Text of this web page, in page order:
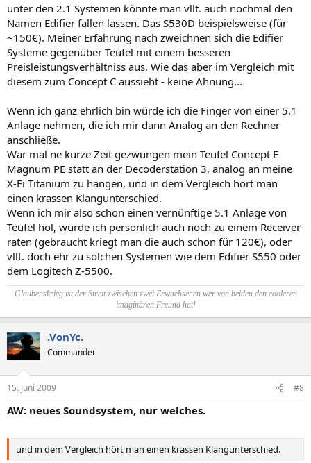
unter den 2.1 Systemen könnte man vllt. auch nochmal den
Namen Edifier fallen lassen. Das S530D beispielsweise (für
~150€). Meiner Erfahrung nach zweichnen sich die Edifier
Systeme gegenüber Teufel mit einem besseren
Preisleistungsverhältniss aus. Wie das aber im Vergleich mit
diesem zum Concept C aussieht - keine Ahnung...
Wenn ich ganz ehrlich bin würde ich die Finger von einer 5.1
Anlage nehmen, die ich mir dann Analog an den Rechner
anschließe.
War mal ne kurze Zeit gezwungen mein Teufel Concept E
Magnum PE statt an der Decoderstation 3, analog an meine
X-Fi Titanium zu hängen, und in dem Vergleich hört man
einen krassen Klangunterschied.
Wenn ich mir also schon einen vernünftige 5.1 Anlage von
Teufel hol, würde ich persönlich auch noch zu einem Receiver
raten (gebraucht kriegt man die auch schon für 120€), oder
vllt. doch ehr zu solchen Systemen wie dem Edifier S550 oder
dem Logitech Z-5500.
Glaubenskrieg ist der Streit zwischen zwei Erwachsenen wer von beiden den cooleren
imaginären Freund hat!
.VonYc.
Commander
15. Juni 2009 #8
AW: neues Soundsystem, nur welches.
und in dem Vergleich hört man einen krassen Klangunterschied.